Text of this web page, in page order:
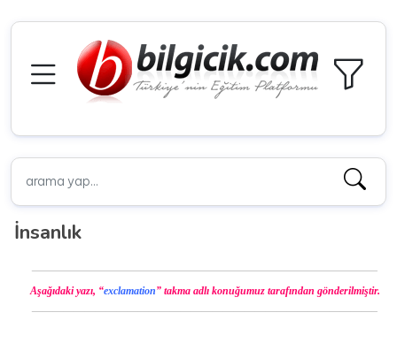
İnsanlık
————————————————————————————————–
Aşağıdaki yazı, “exclamation” takma adlı konuğumuz tarafından gönderilmiştir.
————————————————————————————————–